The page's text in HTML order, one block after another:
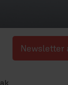
Newsletter